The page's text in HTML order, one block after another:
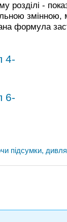
розділі -
формула
4-
6-
підсумки,